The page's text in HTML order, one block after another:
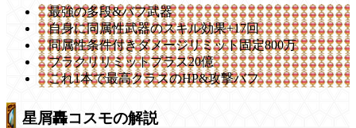
最強の多段&バフ武器
自身に同属性武器のスキル効果+17回
同属性条件付きダメージリミット固定800万
ブラクリリミットプラス20億
これ1本で最高クラスのHP&攻撃バフ
星屑轟コスモの解説